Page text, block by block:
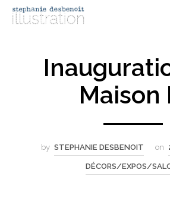
Maison
by STEPHANIE DESBENOIT on
DÉCORS/EXPOS/